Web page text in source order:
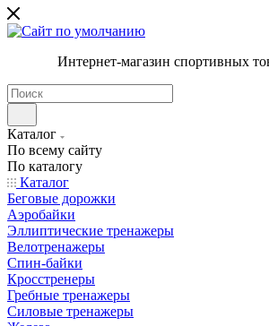
Интернет-магазин спортивных
Каталог
По всему сайту
По каталогу
Каталог
Беговые дорожки
Аэробайки
Эллиптические тренажеры
Велотренажеры
Спин-байки
Кросстренеры
Гребные тренажеры
Силовые тренажеры